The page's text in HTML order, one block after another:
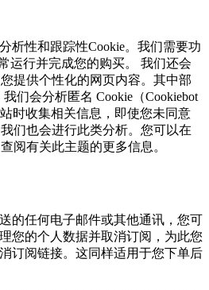
析性和跟踪性Cookie。我们需要功
运行并完成您的购买。 我们还会
提供个性化的网页内容。其中部
们会分析匿名 Cookie（Cookiebot
时收集相关信息，即使您未同意
们也会进行此类分析。您可以在
阅有关此主题的更多信息。
的任何电子邮件或其他通讯，您可
您的个人数据并取消订阅，为此您
订阅链接。这同样适用于您下单后